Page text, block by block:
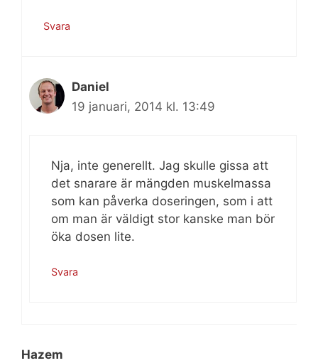
Svara
Daniel
19 januari, 2014 kl. 13:49
Nja, inte generellt. Jag skulle gissa att
det snarare är mängden muskelmassa
som kan påverka doseringen, som i att
om man är väldigt stor kanske man bör
öka dosen lite.
Svara
Hazem